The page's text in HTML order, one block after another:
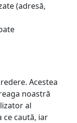
(adresă,
Acestea
noastră
al
ce caută, iar